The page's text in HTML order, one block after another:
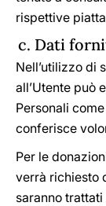
rispettive
c. Dati
Nell’utilizzo di
all’Utente può
Personali
conferisce
Per le
verrà richiesto
saranno